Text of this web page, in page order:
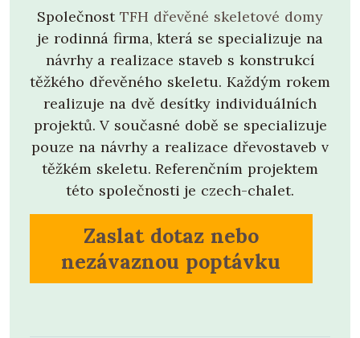
SpolečnostTFH dřevěné skeletové domy
je rodinná firma, která se specializuje na
návrhy a realizace staveb s konstrukcí
těžkého dřevěného skeletu. Každým rokem
realizuje na dvě desítky individuálních
projektů. V současné době se specializuje
pouze na návrhy a realizace dřevostaveb v
těžkém skeletu. Referenčním projektem
této společnosti je czech-chalet.
Zaslat dotaz nebo
nezávaznou poptávku